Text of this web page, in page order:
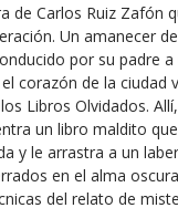
de Carlos Ruiz Zafón
Un amanecer
por su padre
corazón de la ciudad
Libros Olvidados.
un libro maldito
y le arrastra a un
en el alma
del relato de